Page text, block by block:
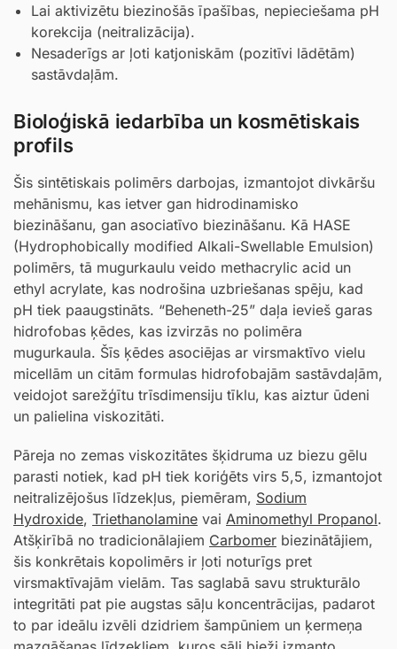
Lai aktivizētu biezinošās īpašības, nepieciešama pH
korekcija (neitralizācija).
Nesaderīgs ar ļoti katjoniskām (pozitīvi lādētām)
sastāvdaļām.
Bioloģiskā iedarbība un kosmētiskais
profils
Šis sintētiskais polimērs darbojas, izmantojot divkāršu
mehānismu, kas ietver gan hidrodinamisko
biezināšanu, gan asociatīvo biezināšanu. Kā HASE
(Hydrophobically modified Alkali-Swellable Emulsion)
polimērs, tā mugurkaulu veido methacrylic acid un
ethyl acrylate, kas nodrošina uzbriešanas spēju, kad
pH tiek paaugstināts. “Beheneth-25” daļa ievieš garas
hidrofobas ķēdes, kas izvirzās no polimēra
mugurkaula. Šīs ķēdes asociējas ar virsmaktīvo vielu
micellām un citām formulas hidrofobajām sastāvdaļām,
veidojot sarežģītu trīsdimensiju tīklu, kas aiztur ūdeni
un palielina viskozitāti.
Pāreja no zemas viskozitātes šķidruma uz biezu gēlu
parasti notiek, kad pH tiek koriģēts virs 5,5, izmantojot
neitralizējošus līdzekļus, piemēram, Sodium
Hydroxide, Triethanolamine vai Aminomethyl Propanol.
Atšķirībā no tradicionālajiem Carbomer biezinātājiem,
šis konkrētais kopolimērs ir ļoti noturīgs pret
virsmaktīvajām vielām. Tas saglabā savu strukturālo
integritāti pat pie augstas sāļu koncentrācijas, padarot
to par ideālu izvēli dzidriem šampūniem un ķermeņa